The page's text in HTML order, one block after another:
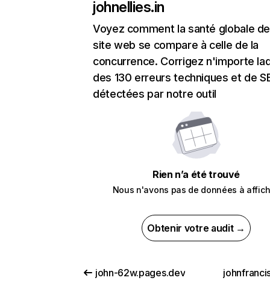
johnellies.in
Voyez comment la santé globale
site web se compare à celle de la
concurrence. Corrigez n'importe
des 130 erreurs techniques et de
détectées par notre outil
Rien n’a été trouvé
Nous n'avons pas de données à
Obtenir votre audit →
john-62w.pages.dev